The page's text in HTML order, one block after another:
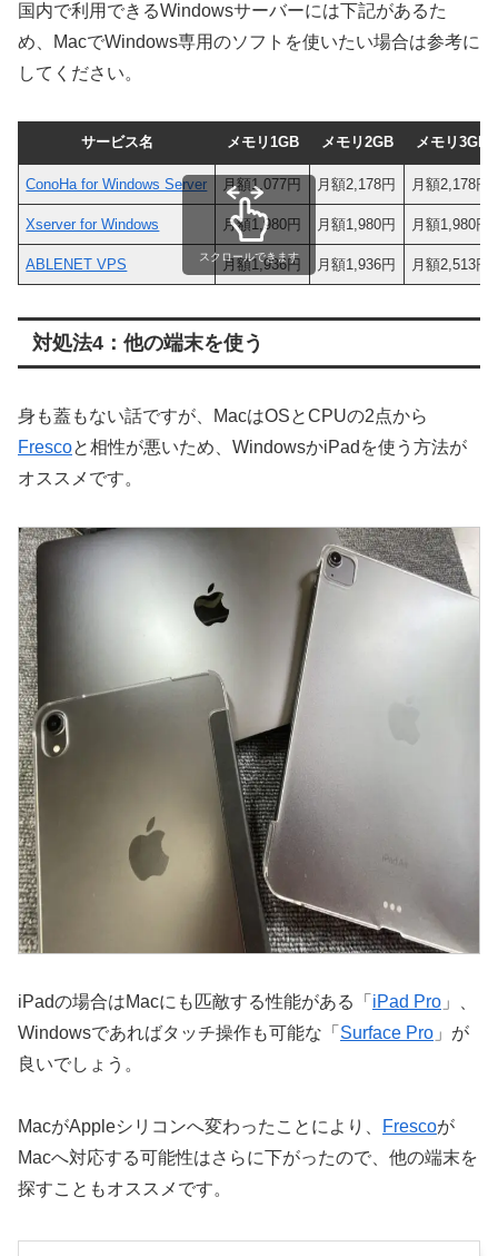
国内で利用できるWindowsサーバーには下記があるた
め、MacでWindows専用のソフトを使いたい場合は参考に
してください。
サービス名 メモリ1GB メモリ2GB メモリ3GB
ConoHa for Windows Server 月額1,077円 月額2,178円 月額2,178円
Xserver for Windows 月額1,980円 月額1,980円 月額1,980円
ABLENET VPS 月額1,936円 月額1,936円 月額2,513円
スクロールできます
対処法4：他の端末を使う
身も蓋もない話ですが、MacはOSとCPUの2点から
Frescoと相性が悪いため、WindowsかiPadを使う方法が
オススメです。
iPadの場合はMacにも匹敵する性能がある「 iPad Pro 」、
Windowsであればタッチ操作も可能な「 Surface Pro 」が
良いでしょう。
MacがAppleシリコンへ変わったことにより、 Frescoが
Macへ対応する可能性はさらに下がったので、他の端末を
探すこともオススメです。